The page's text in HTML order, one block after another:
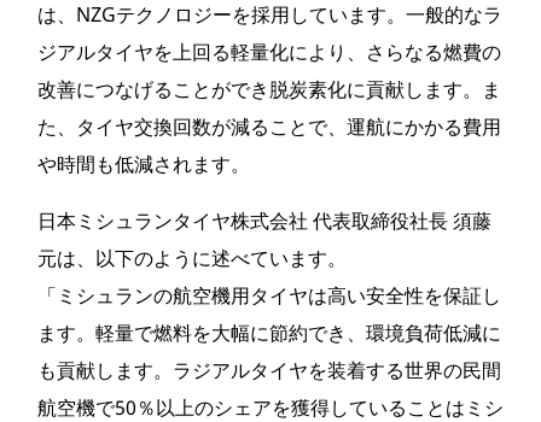
は、NZGテクノロジーを採用しています。一般的なラ
ジアルタイヤを上回る軽量化により、さらなる燃費の
改善につなげることができ脱炭素化に貢献します。ま
た、タイヤ交換回数が減ることで、運航にかかる費用
や時間も低減されます。
日本ミシュランタイヤ株式会社 代表取締役社長 須藤
元は、以下のように述べています。
「ミシュランの航空機用タイヤは高い安全性を保証し
ます。軽量で燃料を大幅に節約でき、環境負荷低減に
も貢献します。ラジアルタイヤを装着する世界の民間
航空機で50％以上のシェアを獲得していることはミシ